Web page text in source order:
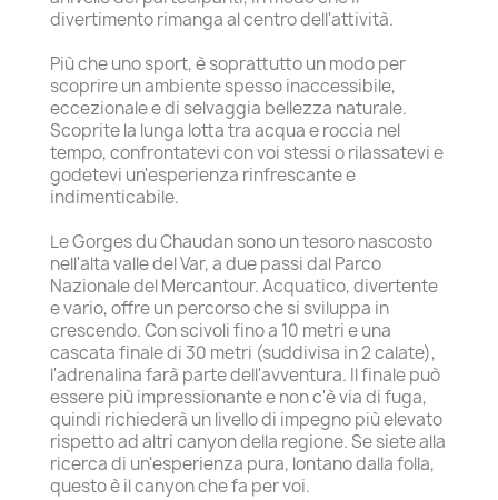
divertimento rimanga al centro dell'attività.
Più che uno sport, è soprattutto un modo per
scoprire un ambiente spesso inaccessibile,
eccezionale e di selvaggia bellezza naturale.
Scoprite la lunga lotta tra acqua e roccia nel
tempo, confrontatevi con voi stessi o rilassatevi e
godetevi un'esperienza rinfrescante e
indimenticabile.
Le Gorges du Chaudan sono un tesoro nascosto
nell'alta valle del Var, a due passi dal Parco
Nazionale del Mercantour. Acquatico, divertente
e vario, offre un percorso che si sviluppa in
crescendo. Con scivoli fino a 10 metri e una
cascata finale di 30 metri (suddivisa in 2 calate),
l'adrenalina farà parte dell'avventura. Il finale può
essere più impressionante e non c'è via di fuga,
quindi richiederà un livello di impegno più elevato
rispetto ad altri canyon della regione. Se siete alla
ricerca di un'esperienza pura, lontano dalla folla,
questo è il canyon che fa per voi.